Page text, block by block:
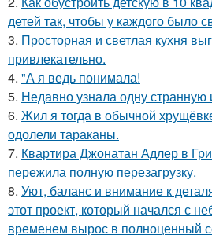
детей так, чтобы у каждого было
3. Просторная и светлая кухня
привлекательно.
4. "А я ведь понимала!
5. Недавно узнала одну странную
6. Жил я тогда в обычной
одолели тараканы.
7. Квартира Джонатан Адлер в
пережила полную перезагрузку.
8. Уют, баланс и внимание к
этот проект, который начался с
временем вырос в полноценный